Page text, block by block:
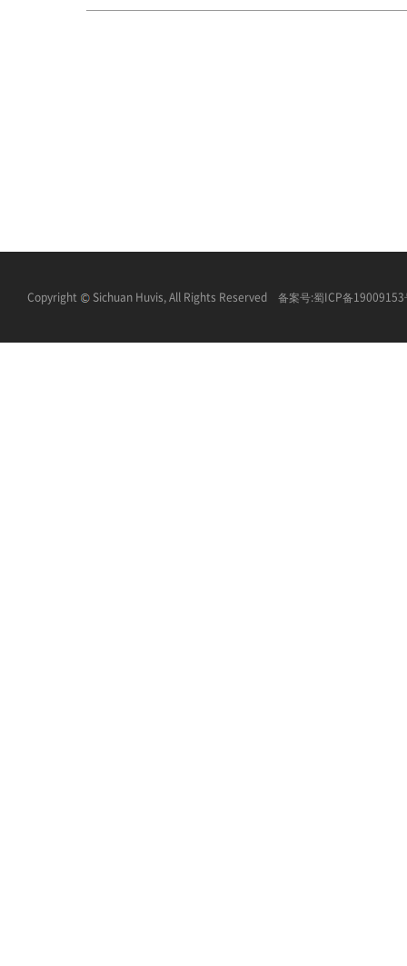
Copyright Sichuan Huvis, All Rights Reserved 备案号:蜀ICP备19009153